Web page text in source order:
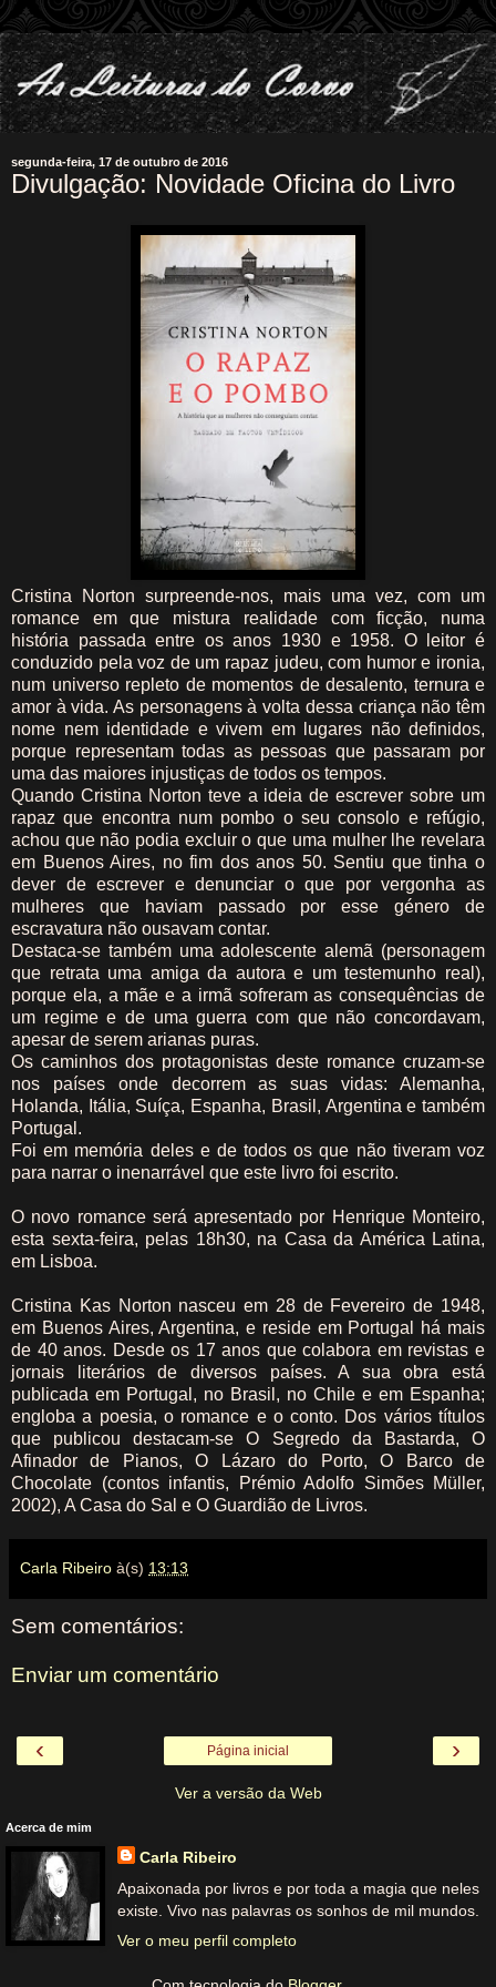
segunda-feira, 17 de outubro de 2016
Divulgação: Novidade Oficina do Livro
Cristina Norton surpreende-nos, mais uma vez, com um
romance em que mistura realidade com ficção, numa
história passada entre os anos 1930 e 1958. O leitor é
conduzido pela voz de um rapaz judeu, com humor e ironia,
num universo repleto de momentos de desalento, ternura e
amor à vida. As personagens à volta dessa criança não têm
nome nem identidade e vivem em lugares não definidos,
porque representam todas as pessoas que passaram por
uma das maiores injustiças de todos os tempos.
Quando Cristina Norton teve a ideia de escrever sobre um
rapaz que encontra num pombo o seu consolo e refúgio,
achou que não podia excluir o que uma mulher lhe revelara
em Buenos Aires, no fim dos anos 50. Sentiu que tinha o
dever de escrever e denunciar o que por vergonha as
mulheres que haviam passado por esse género de
escravatura não ousavam contar.
Destaca-se também uma adolescente alemã (personagem
que retrata uma amiga da autora e um testemunho real),
porque ela, a mãe e a irmã sofreram as consequências de
um regime e de uma guerra com que não concordavam,
apesar de serem arianas puras.
Os caminhos dos protagonistas deste romance cruzam-se
nos países onde decorrem as suas vidas: Alemanha,
Holanda, Itália, Suíça, Espanha, Brasil, Argentina e também
Portugal.
Foi em memória deles e de todos os que não tiveram voz
para narrar o inenarrável que este livro foi escrito.
O novo romance será apresentado por Henrique Monteiro,
esta sexta-feira, pelas 18h30, na Casa da América Latina,
em Lisboa.
Cristina Kas Norton nasceu em 28 de Fevereiro de 1948,
em Buenos Aires, Argentina, e reside em Portugal há mais
de 40 anos. Desde os 17 anos que colabora em revistas e
jornais literários de diversos países. A sua obra está
publicada em Portugal, no Brasil, no Chile e em Espanha;
engloba a poesia, o romance e o conto. Dos vários títulos
que publicou destacam-se O Segredo da Bastarda, O
Afinador de Pianos, O Lázaro do Porto, O Barco de
Chocolate (contos infantis, Prémio Adolfo Simões Müller,
2002), A Casa do Sal e O Guardião de Livros.
Carla Ribeiro à(s) 13:13
Sem comentários:
Enviar um comentário
‹ ›
Página inicial
Ver a versão da Web
Acerca de mim
Carla Ribeiro
Apaixonada por livros e por toda a magia que neles
existe. Vivo nas palavras os sonhos de mil mundos.
Ver o meu perfil completo